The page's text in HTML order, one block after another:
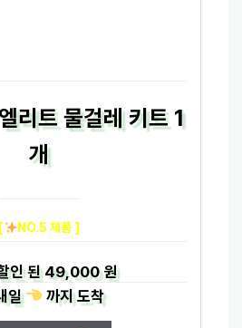
리트 물걸레 키트 1
개
[ NO.5 제품 ]
인 된49,000 원
일
까지도착